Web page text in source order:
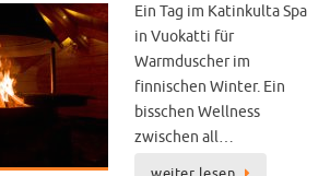
Ein Tag im Katinkulta Spa
in Vuokatti für
Warmduscher im
finnischen Winter. Ein
bisschen Wellness
zwischen all…